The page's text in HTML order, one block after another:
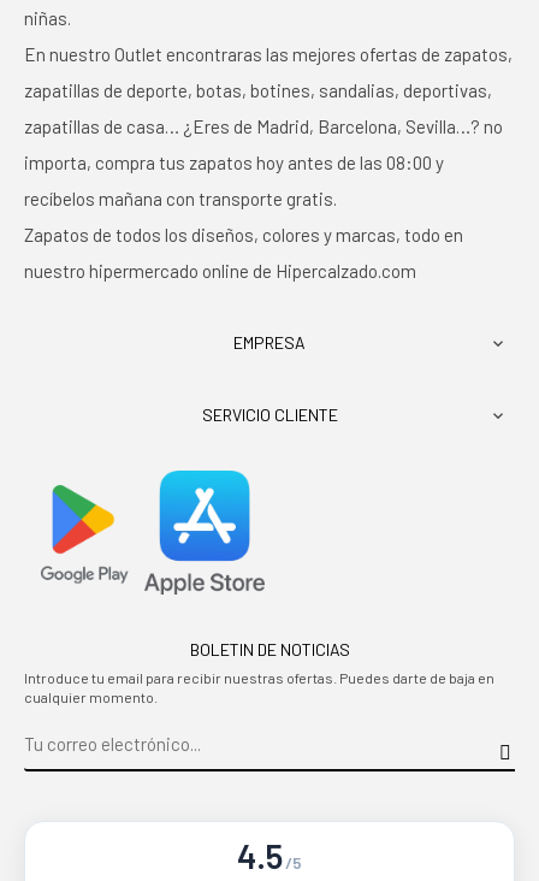
niñas.
En nuestro Outlet encontraras las mejores ofertas de zapatos,
zapatillas de deporte, botas, botines, sandalias, deportivas,
zapatillas de casa… ¿Eres de Madrid, Barcelona, Sevilla…? no
importa, compra tus zapatos hoy antes de las 08:00 y
recíbelos mañana con transporte gratis.
Zapatos de todos los diseños, colores y marcas, todo en
nuestro hipermercado online de Hipercalzado.com
EMPRESA 
SERVICIO CLIENTE 
BOLETIN DE NOTICIAS
Introduce tu email para recibir nuestras ofertas. Puedes darte de baja en
cualquier momento.
4.5/5